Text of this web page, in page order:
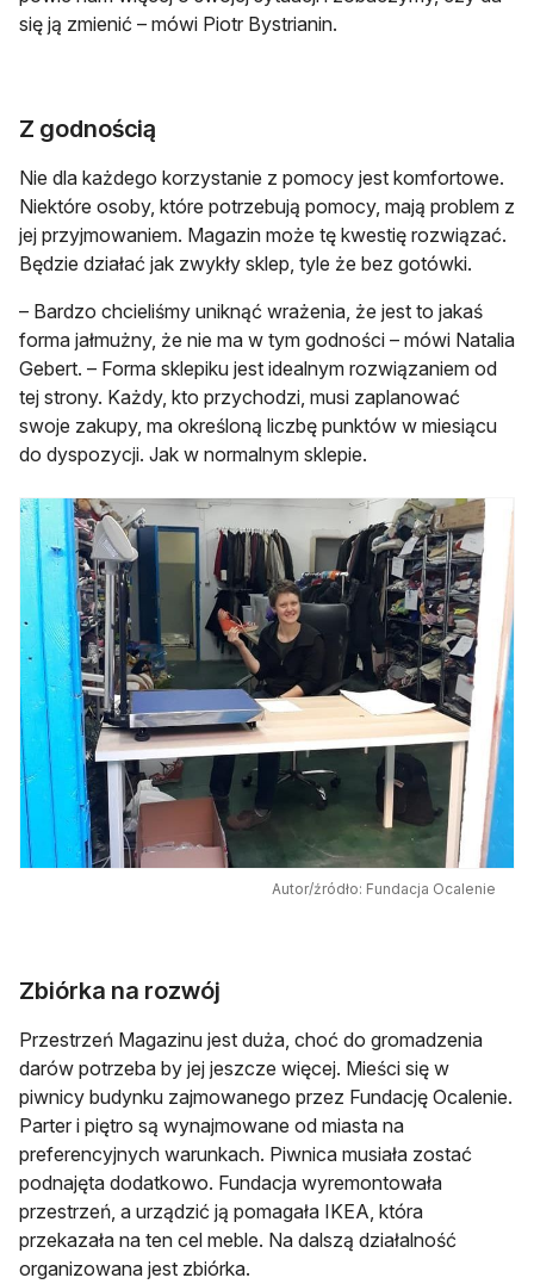
się ją zmienić – mówi Piotr Bystrianin.
Z godnością
Nie dla każdego korzystanie z pomocy jest komfortowe.
Niektóre osoby, które potrzebują pomocy, mają problem z
jej przyjmowaniem. Magazin może tę kwestię rozwiązać.
Będzie działać jak zwykły sklep, tyle że bez gotówki.
– Bardzo chcieliśmy uniknąć wrażenia, że jest to jakaś
forma jałmużny, że nie ma w tym godności – mówi Natalia
Gebert. – Forma sklepiku jest idealnym rozwiązaniem od
tej strony. Każdy, kto przychodzi, musi zaplanować
swoje zakupy, ma określoną liczbę punktów w miesiącu
do dyspozycji. Jak w normalnym sklepie.
Autor/źródło: Fundacja Ocalenie
Zbiórka na rozwój
Przestrzeń Magazinu jest duża, choć do gromadzenia
darów potrzeba by jej jeszcze więcej. Mieści się w
piwnicy budynku zajmowanego przez Fundację Ocalenie.
Parter i piętro są wynajmowane od miasta na
preferencyjnych warunkach. Piwnica musiała zostać
podnajęta dodatkowo. Fundacja wyremontowała
przestrzeń, a urządzić ją pomagała IKEA, która
przekazała na ten cel meble. Na dalszą działalność
organizowana jest zbiórka.